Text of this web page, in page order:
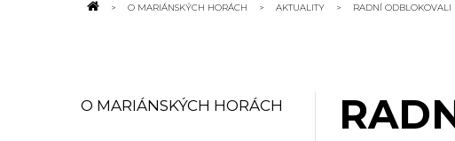
O MARIÁNSKÝCH HORÁCH AKTUALITY RADNÍ ODBLOKOVALI
O MARIÁNSKÝCH HORÁCH